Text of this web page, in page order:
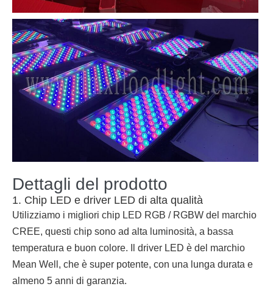
Dettagli del prodotto
1. Chip LED e driver LED di alta qualità
Utilizziamo i migliori chip LED RGB / RGBW del marchio
CREE, questi chip sono ad alta luminosità, a bassa
temperatura e buon colore. Il driver LED è del marchio
Mean Well, che è super potente, con una lunga durata e
almeno 5 anni di garanzia.